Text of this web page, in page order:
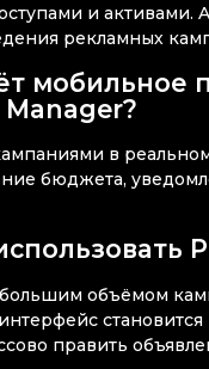
и активами.
рекламных
мобильное
в
бюджета,
объёмом
править